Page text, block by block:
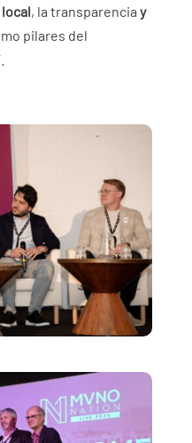
, la transparencia y
pilares del